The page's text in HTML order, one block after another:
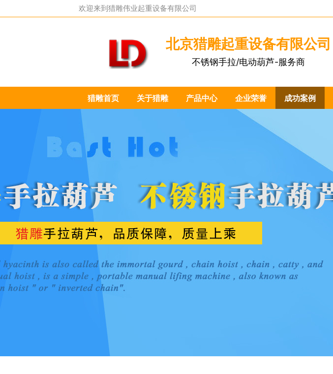
欢迎来到猎雕伟业起重设备有限公司
北京猎雕起重设备有限公司
不锈钢手拉/电动葫芦-服务商
猎雕首页 关于猎雕 产品中心 企业荣誉 成功案例